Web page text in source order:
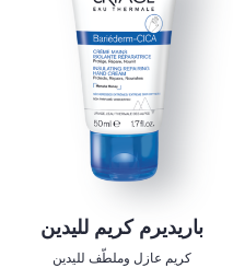
باريديرم كريم لليدين
كريم عازل وملطّف لليدين